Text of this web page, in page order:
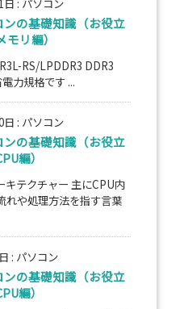
ンの基礎知識（お役立
リ編）
RS/LPDDR3 DDR3
力規格です ...
日 : パソコン
ンの基礎知識（お役立
編）
キテクチャー 主にCPU内
れや処理方法を指す言葉
: パソコン
ンの基礎知識（お役立
編）